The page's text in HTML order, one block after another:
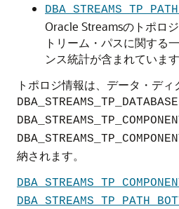
Oracle Streamsのトポロ
トリーム・パスに関する
ンス統計が含まれています
トポロジ情報は、データ・デ
DBA_STREAMS_TP_DATABASE
納されます。